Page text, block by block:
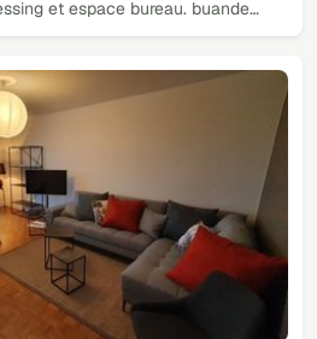
et espace bureau. buande…